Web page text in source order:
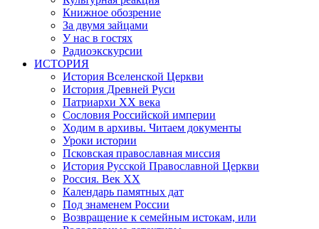
Книжное обозрение
За двумя зайцами
У нас в гостях
Радиоэкскурсии
ИСТОРИЯ
История Вселенской Церкви
История Древней Руси
Патриархи XX века
Сословия Российской империи
Ходим в архивы. Читаем документы
Уроки истории
Псковская православная миссия
История Русской Православной Церкви
Россия. Век ХХ
Календарь памятных дат
Под знаменем России
Возвращение к семейным истокам, или